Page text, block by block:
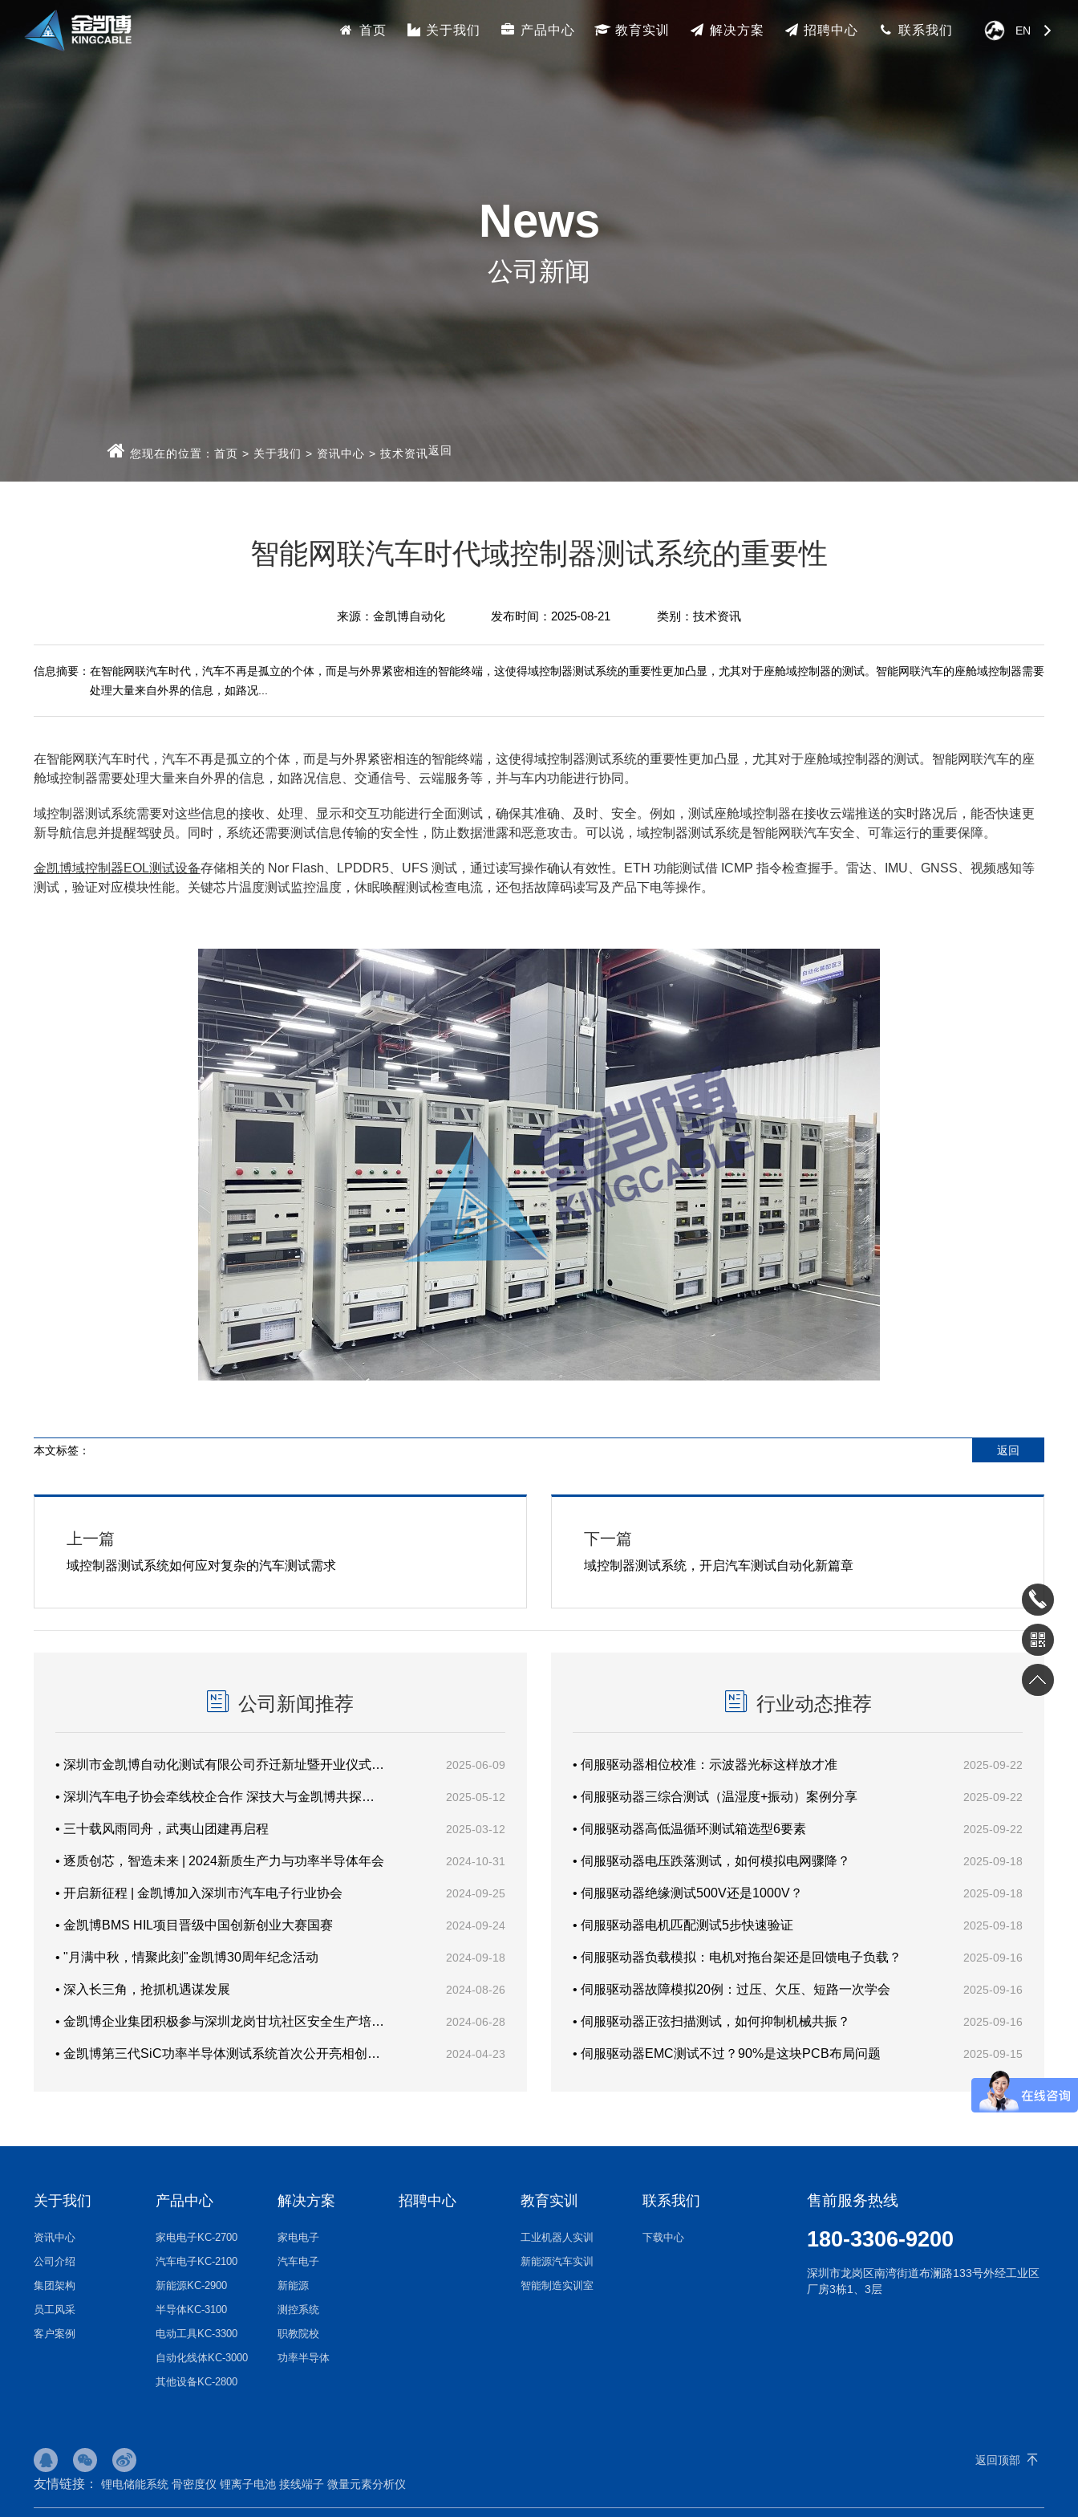
首页 关于我们 产品中心 教育实训 解决方案 招聘中心 联系我们 EN
News
公司新闻
您现在的位置：首页 > 关于我们 > 资讯中心 >技术资讯返回
智能网联汽车时代域控制器测试系统的重要性
来源：金凯博自动化 发布时间：2025-08-21 类别：技术资讯
信息摘要： 在智能网联汽车时代，汽车不再是孤立的个体，而是与外界紧密相连的智能终端，这使得域控制器测试系统的重要性更加凸显，尤其对于座舱域控制器的测试。智能网联汽车的座舱域控制器需要
处理大量来自外界的信息，如路况...
在智能网联汽车时代，汽车不再是孤立的个体，而是与外界紧密相连的智能终端，这使得域控制器测试系统的重要性更加凸显，尤其对于座舱域控制器的测试。智能网联汽车的座
舱域控制器需要处理大量来自外界的信息，如路况信息、交通信号、云端服务等，并与车内功能进行协同。
域控制器测试系统需要对这些信息的接收、处理、显示和交互功能进行全面测试，确保其准确、及时、安全。例如，测试座舱域控制器在接收云端推送的实时路况后，能否快速更
新导航信息并提醒驾驶员。同时，系统还需要测试信息传输的安全性，防止数据泄露和恶意攻击。可以说，域控制器测试系统是智能网联汽车安全、可靠运行的重要保障。
金凯博域控制器EOL测试设备存储相关的 Nor Flash、LPDDR5、UFS 测试，通过读写操作确认有效性。ETH 功能测试借 ICMP 指令检查握手。雷达、IMU、GNSS、视频感知等
测试，验证对应模块性能。关键芯片温度测试监控温度，休眠唤醒测试检查电流，还包括故障码读写及产品下电等操作。
本文标签： 返回
上一篇
域控制器测试系统如何应对复杂的汽车测试需求
下一篇
域控制器测试系统，开启汽车测试自动化新篇章
公司新闻推荐
• 深圳市金凯博自动化测试有限公司乔迁新址暨开业仪式圆满举行 2025-06-09
• 深圳汽车电子协会牵线校企合作 深技大与金凯博共探产教融合新路径 2025-05-12
• 三十载风雨同舟，武夷山团建再启程 2025-03-12
• 逐质创芯，智造未来 | 2024新质生产力与功率半导体年会 2024-10-31
• 开启新征程 | 金凯博加入深圳市汽车电子行业协会 2024-09-25
• 金凯博BMS HIL项目晋级中国创新创业大赛国赛 2024-09-24
• "月满中秋，情聚此刻"金凯博30周年纪念活动 2024-09-18
• 深入长三角，抢抓机遇谋发展 2024-08-26
• 金凯博企业集团积极参与深圳龙岗甘坑社区安全生产培训，共筑安全防线 2024-06-28
• 金凯博第三代SiC功率半导体测试系统首次公开亮相创新发展大会 2024-04-23
行业动态推荐
• 伺服驱动器相位校准：示波器光标这样放才准 2025-09-22
• 伺服驱动器三综合测试（温湿度+振动）案例分享 2025-09-22
• 伺服驱动器高低温循环测试箱选型6要素 2025-09-22
• 伺服驱动器电压跌落测试，如何模拟电网骤降？ 2025-09-18
• 伺服驱动器绝缘测试500V还是1000V？ 2025-09-18
• 伺服驱动器电机匹配测试5步快速验证 2025-09-18
• 伺服驱动器负载模拟：电机对拖台架还是回馈电子负载？ 2025-09-16
• 伺服驱动器故障模拟20例：过压、欠压、短路一次学会 2025-09-16
• 伺服驱动器正弦扫描测试，如何抑制机械共振？ 2025-09-16
• 伺服驱动器EMC测试不过？90%是这块PCB布局问题 2025-09-15
关于我们
资讯中心
公司介绍
集团架构
员工风采
客户案例
产品中心
家电电子KC-2700
汽车电子KC-2100
新能源KC-2900
半导体KC-3100
电动工具KC-3300
自动化线体KC-3000
其他设备KC-2800
解决方案
家电电子
汽车电子
新能源
测控系统
职教院校
功率半导体
招聘中心 教育实训
工业机器人实训
新能源汽车实训
智能制造实训室
联系我们
下载中心
售前服务热线
180-3306-9200
深圳市龙岗区南湾街道布澜路133号外经工业区
厂房3栋1、3层
友情链接： 锂电储能系统 骨密度仪 锂离子电池 接线端子 微量元素分析仪
返回顶部